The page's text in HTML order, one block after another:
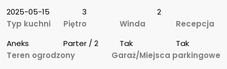
2025-05-15
3
2
Typ kuchni
Aneks
Piętro
Parter / 2
Winda
Tak
Recepcja
Tak
Teren ogrodzony
Garaż/Miejsca parkingowe